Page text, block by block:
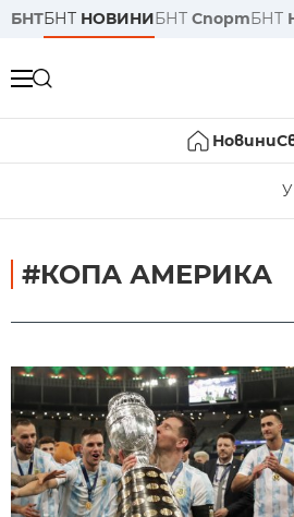
БНТБНТ НОВИНИБНТ СпортБНТ
Новини
#КОПА АМЕРИКА